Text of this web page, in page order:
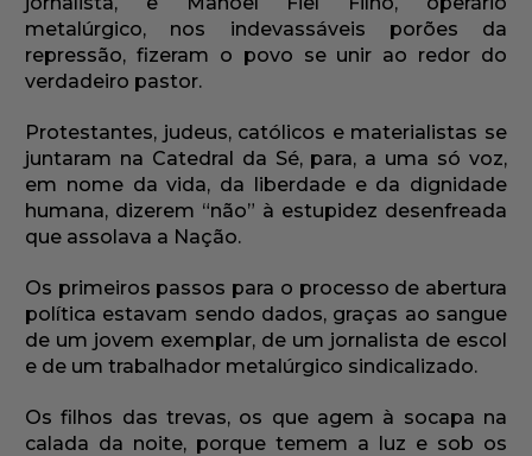
metalúrgico, nos indevassáveis porões da
repressão, fizeram o povo se unir ao redor do
verdadeiro pastor.
Protestantes, judeus, católicos e materialistas se
juntaram na Catedral da Sé, para, a uma só voz,
em nome da vida, da liberdade e da dignidade
humana, dizerem “não” à estupidez desenfreada
que assolava a Nação.
Os primeiros passos para o processo de abertura
política estavam sendo dados, graças ao sangue
de um jovem exemplar, de um jornalista de escol
e de um trabalhador metalúrgico sindicalizado.
Os filhos das trevas, os que agem à socapa na
calada da noite, porque temem a luz e sob os